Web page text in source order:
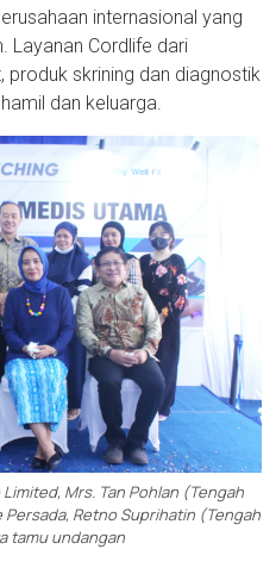
internasional yang
Layanan Cordlife dari
produk skrining dan diagnostik
dan keluarga.
Mrs. Tan Pohlan (Tengah
Retno Suprihatin (Tengah
tamu undangan